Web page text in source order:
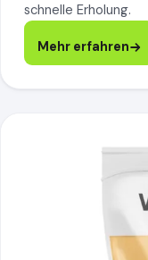
schnelle Erholung.
Mehr erfahren